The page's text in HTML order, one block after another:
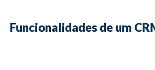
Funcionalidades de um